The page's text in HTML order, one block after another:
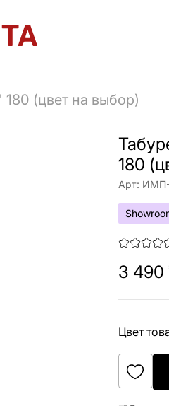
(цвет на выбор)
180
Арт:
3 490
Цвет